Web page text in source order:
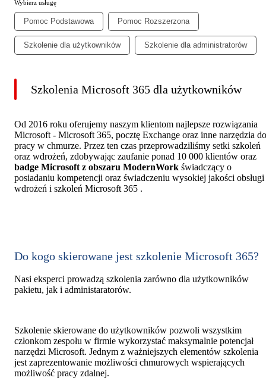
Wybierz usługę
Pomoc Podstawowa Pomoc Rozszerzona
Szkolenie dla użytkowników Szkolenie dla administratorów
Szkolenia Microsoft 365 dla użytkowników
Od 2016 roku oferujemy naszym klientom najlepsze rozwiązania
Microsoft - Microsoft 365, pocztę Exchange oraz inne narzędzia do
pracy w chmurze. Przez ten czas przeprowadziliśmy setki szkoleń
oraz wdrożeń, zdobywając zaufanie ponad 10 000 klientów oraz
badge Microsoft z obszaru ModernWork świadczący o
posiadaniu kompetencji oraz świadczeniu wysokiej jakości obsługi
wdrożeń i szkoleń Microsoft 365 .
Do kogo skierowane jest szkolenie Microsoft 365?
Nasi eksperci prowadzą szkolenia zarówno dla użytkowników
pakietu, jak i administaratorów.
Szkolenie skierowane do użytkowników pozwoli wszystkim
członkom zespołu w firmie wykorzystać maksymalnie potencjał
narzędzi Microsoft. Jednym z ważniejszych elementów szkolenia
jest zaprezentowanie możliwości chmurowych wspierających
możliwość pracy zdalnej.